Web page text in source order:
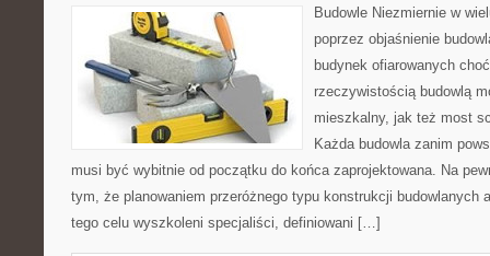
Budowle Niezmiernie w
poprzez objaśnienie
budynek ofiarowanych
rzeczywistością budowlą
mieszkalny, jak też most
Każda budowla zanim
musi być wybitnie od początku do końca zaprojektowana. Na
tym, że planowaniem przeróżnego typu konstrukcji budowlanych
tego celu wyszkoleni specjaliści, definiowani […]